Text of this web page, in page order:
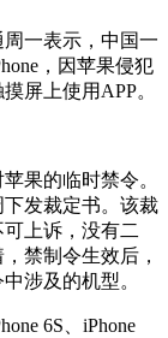
一表示，中国一
，因苹果侵犯
屏上使用APP。
果的临时禁令。
发裁定书。该裁
上诉，没有二
禁制令生效后，
涉及的机型。
6S、iPhone